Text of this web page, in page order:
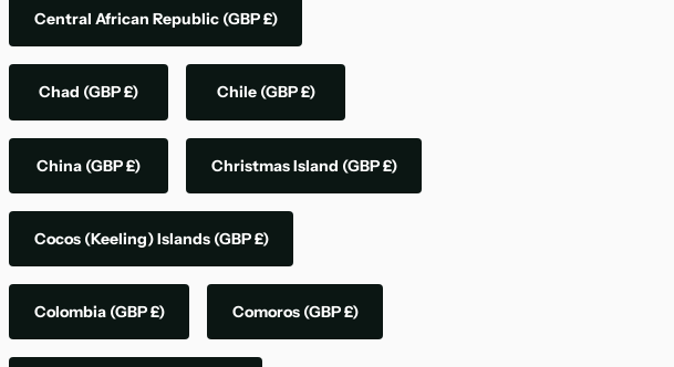
Central African Republic (GBP £)
Chad (GBP £) Chile (GBP £)
China (GBP £) Christmas Island (GBP £)
Cocos (Keeling) Islands (GBP £)
Colombia (GBP £) Comoros (GBP £)